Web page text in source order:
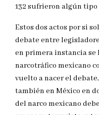
132 sufrieron algún tipo
Estos dos actos por si
debate entre
en primera instancia se
narcotráfico mexicano
vuelto a nacer el
también en México en
del narco mexicano